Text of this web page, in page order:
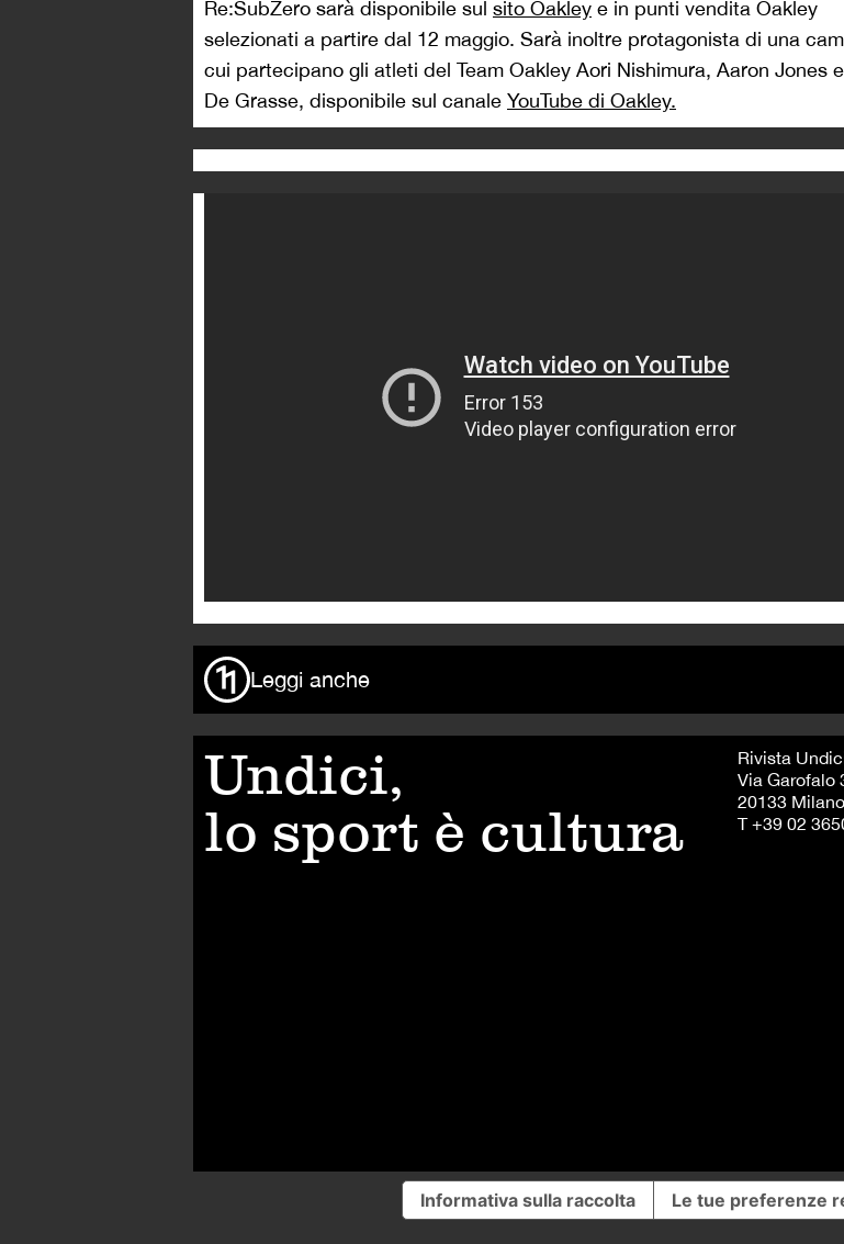
Re:SubZero sarà disponibile sul sito Oakley e in punti vendita Oakley
selezionati a partire dal 12 maggio. Sarà inoltre protagonista di una
cui partecipano gli atleti del Team Oakley Aori Nishimura, Aaron Jones
De Grasse, disponibile sul canale YouTube di Oakley.
Leggi anche
Undici,
lo sport è cultura
Rivista
Via Garofalo
20133 Milano
T +39 02
Informativa sulla raccolta Le tue preferenze